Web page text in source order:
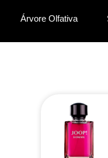
Árvore Olfativa